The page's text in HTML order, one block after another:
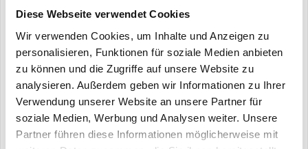
Diese Webseite verwendet Cookies
Wir verwenden Cookies, um Inhalte und Anzeigen zu
personalisieren, Funktionen für soziale Medien anbieten
zu können und die Zugriffe auf unsere Website zu
analysieren. Außerdem geben wir Informationen zu Ihrer
Verwendung unserer Website an unsere Partner für
soziale Medien, Werbung und Analysen weiter. Unsere
Partner führen diese Informationen möglicherweise mit
Orrefors Whiskybecher
Whiskybecher „Double Old
Fashioned“ aus der Serie
€59,00
Orrefors Champagnerglas
„Intermezzo Gold“
Champagnerglas aus der
Serie „Intermezzo“ von
Orrefors.
€149,00 €129,00